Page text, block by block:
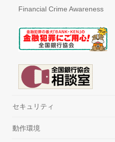
Financial Crime Awareness
セキュリティ
動作環境